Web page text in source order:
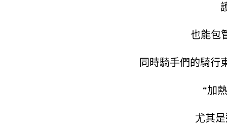
也能包
同時騎手們的騎行
“加
尤其